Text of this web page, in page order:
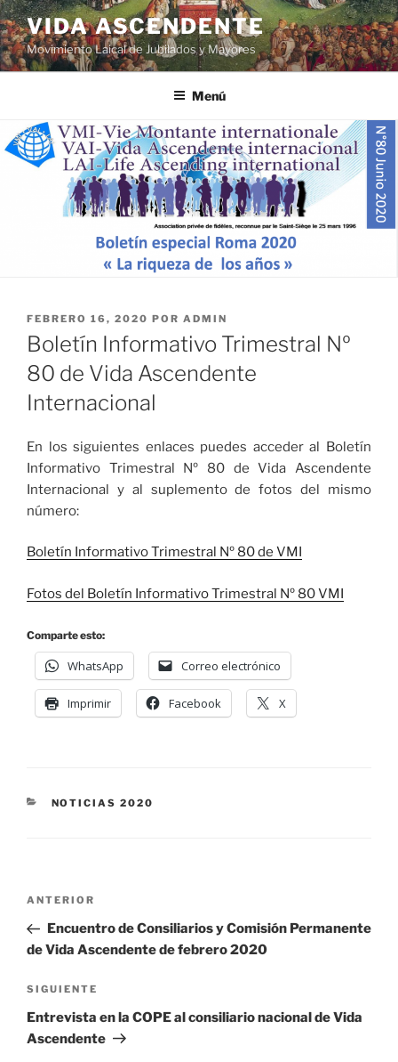
VIDA ASCENDENTE
Movimiento Laical de Jubilados y Mayores
Menú
FEBRERO 16, 2020 POR ADMIN
Boletín Informativo Trimestral Nº
80 de Vida Ascendente
Internacional
En los siguientes enlaces puedes acceder al Boletín
Informativo Trimestral Nº 80 de Vida Ascendente
Internacional y al suplemento de fotos del mismo
número:
Boletín Informativo Trimestral Nº 80 de VMI
Fotos del Boletín Informativo Trimestral Nº 80 VMI
Comparte esto:
WhatsApp Correo electrónico
Imprimir Facebook X
NOTICIAS 2020
ANTERIOR
Encuentro de Consiliarios y Comisión Permanente
de Vida Ascendente de febrero 2020
SIGUIENTE
Entrevista en la COPE al consiliario nacional de Vida
Ascendente